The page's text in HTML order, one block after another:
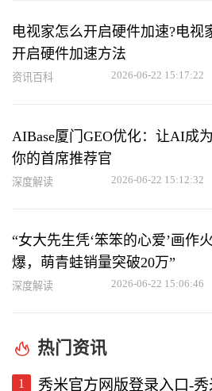
电视家怎么开启硬件加速?电视
开启硬件加速方法
资讯百科 2026-06-22 15:17:22
AIBase厦门GEO优化：让AI成为
你的首席推荐官
深度解读 2026-06-22 15:12:32
“女大先生凭‘笨笨的心爱’画作火
爆，萌青蛙销量突破20万”
深度解读 2026-06-22 15:06:46
热门资讯
1